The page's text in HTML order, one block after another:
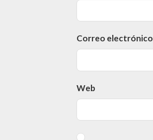
Correo electrónico
Web